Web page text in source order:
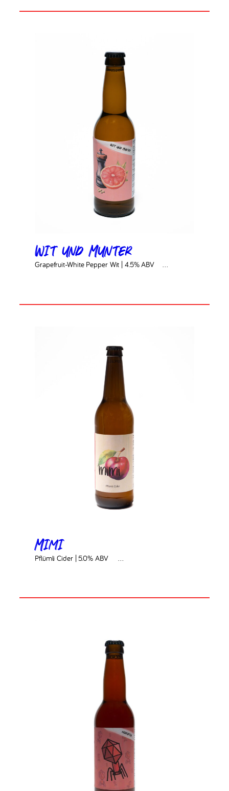
Wit und Munter
Grapefruit-White Pepper Wit | 4.5% ABV ‎ ‎ ‎ ‎…
Mimi
Pflümli Cider | 5.0% ABV ‎ ‎ ‎ ‎ ‎…